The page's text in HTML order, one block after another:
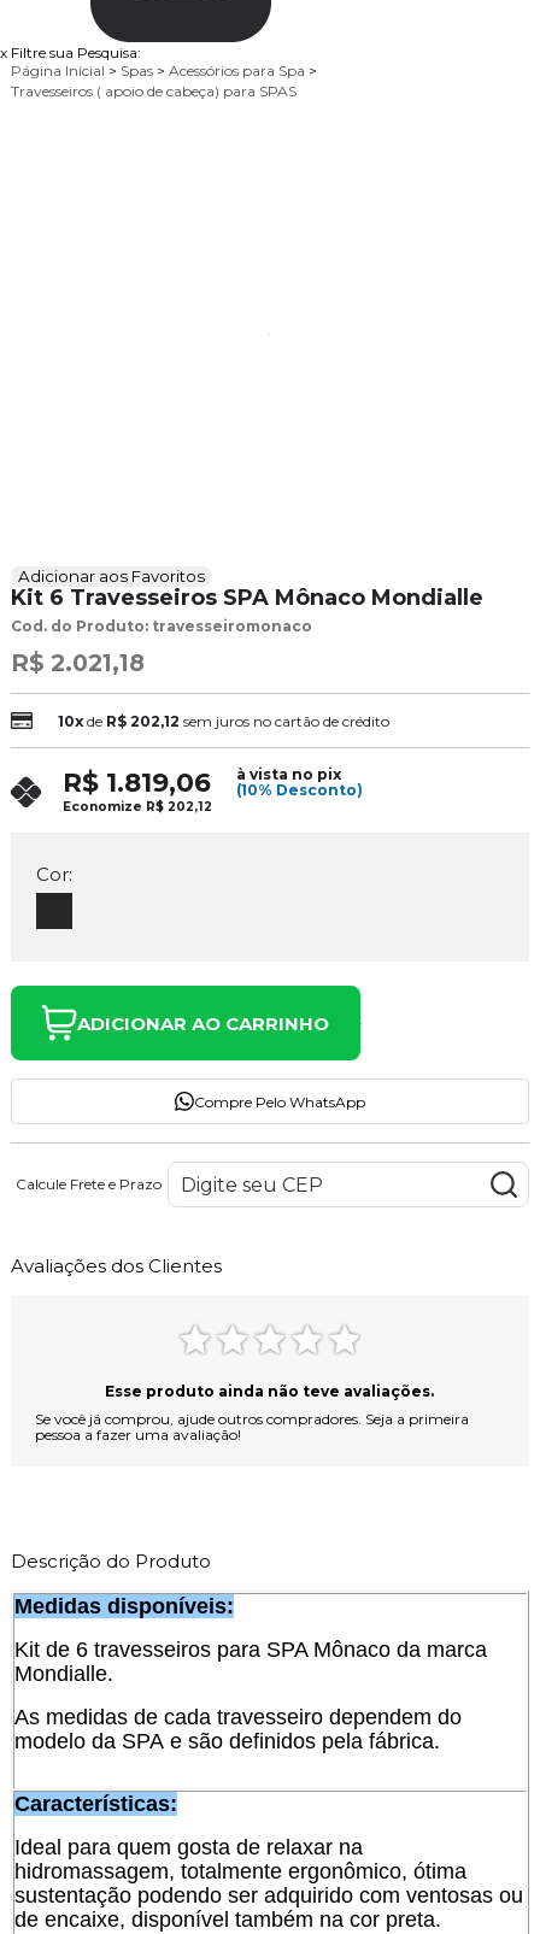
x Filtre sua Pesquisa:
Página Inicial > Spas > Acessórios para Spa >
Travesseiros ( apoio de cabeça) para SPAS
Adicionar aos Favoritos
Kit 6 Travesseiros SPA Mônaco Mondialle
Cod. do Produto: travesseiromonaco
R$ 2.021,18
10xde R$ 202,12 sem juros no cartão de crédito
R$ 1.819,06
à vista no pix
(10% Desconto)
Economize R$ 202,12
Cor:
ADICIONAR AO CARRINHO
Compre Pelo WhatsApp
Calcule Frete e Prazo
Avaliações dos Clientes
Esse produto ainda não teve avaliações.
Se você já comprou, ajude outros compradores. Seja a primeira
pessoa a fazer uma avaliação!
Descrição do Produto
Medidas disponíveis:
Kit de 6 travesseiros para SPA Mônaco da marca
Mondialle.
As medidas de cada travesseiro dependem do
modelo da SPA e são definidos pela fábrica.
Características:
Ideal para quem gosta de relaxar na
hidromassagem, totalmente ergonômico, ótima
sustentação podendo ser adquirido com ventosas ou
de encaixe, disponível também na cor preta.